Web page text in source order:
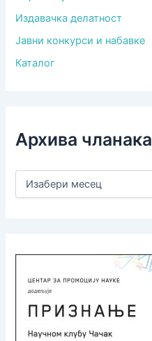
Издавачка делатност
Јавни конкурси и набавке
Каталог
Архива чланака
А